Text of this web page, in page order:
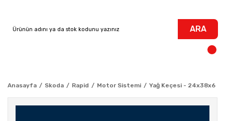
ARA
Anasayfa Skoda Rapid Motor Sistemi Yağ Keçesi - 24x38x6 -